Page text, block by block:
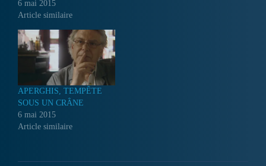
6 mai 2015
Article similaire
APERGHIS, TEMPÊTE
SOUS UN CRÂNE
6 mai 2015
Article similaire